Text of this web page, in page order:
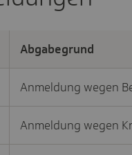
Abgabegrund
Anmeldung wegen
Anmeldung wegen